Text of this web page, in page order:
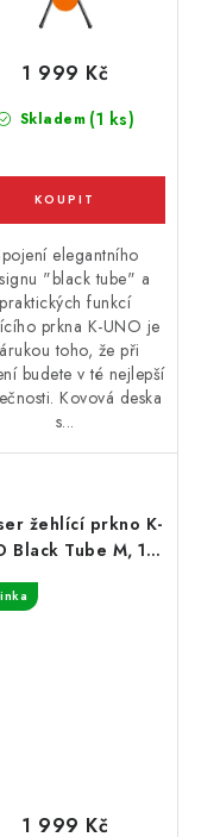
Skladem (1 ks)
1 999 Kč
elegantního
"black tube" a
praktických funkcí
prkna K-UNO je
toho, že při
budete v té nejlepší
Kovová deska
s...
žehlící prkno K-
Black Tube M, 115
cm, leopardí vzor
1 999 Kč